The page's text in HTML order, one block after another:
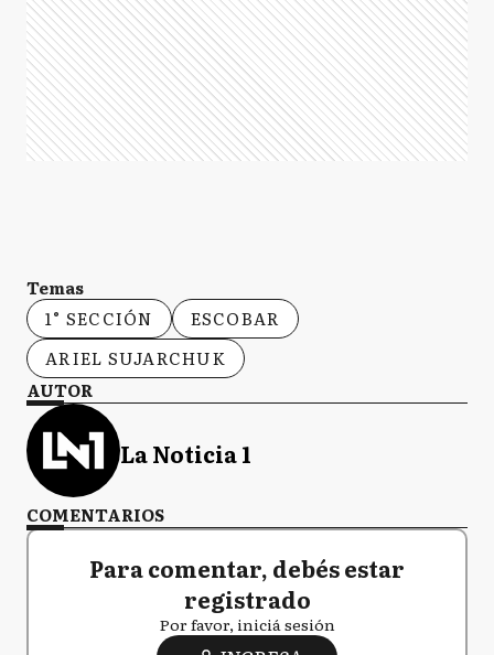
Temas
1° SECCIÓN
ESCOBAR
ARIEL SUJARCHUK
AUTOR
La Noticia 1
COMENTARIOS
Para comentar, debés estar
registrado
Por favor, iniciá sesión